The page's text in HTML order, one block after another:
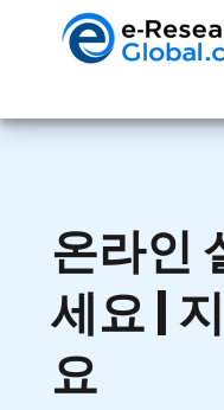
온라인
세요 |
요